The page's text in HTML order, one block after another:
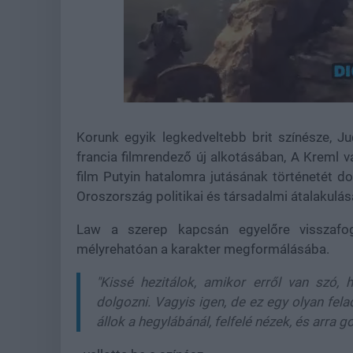
21.86%
Korunk egyik legkedveltebb brit színésze,
francia filmrendező új alkotásában, A Kreml
film Putyin hatalomra jutásának történetét
Oroszország politikai és társadalmi
Law a szerep kapcsán egyelőre
mélyrehatóan a karakter megformálásába.
"Kissé hezitálok, amikor erről van szó,
dolgozni. Vagyis igen, de ez egy olyan
állok a hegylábánál, felfelé nézek, és arra